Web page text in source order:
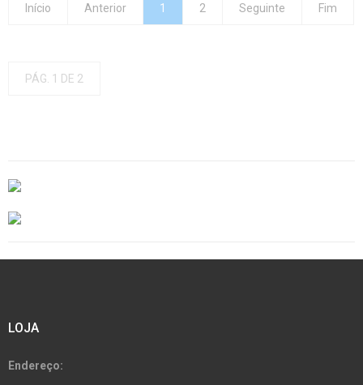
Início Anterior 1 2 Seguinte Fim
PÁG. 1 DE 2
LOJA
Endereço: